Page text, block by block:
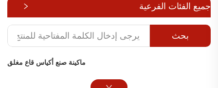
جميع الفئات الفرعية
بحث
ماكينة صنع أكياس قاع مغلق